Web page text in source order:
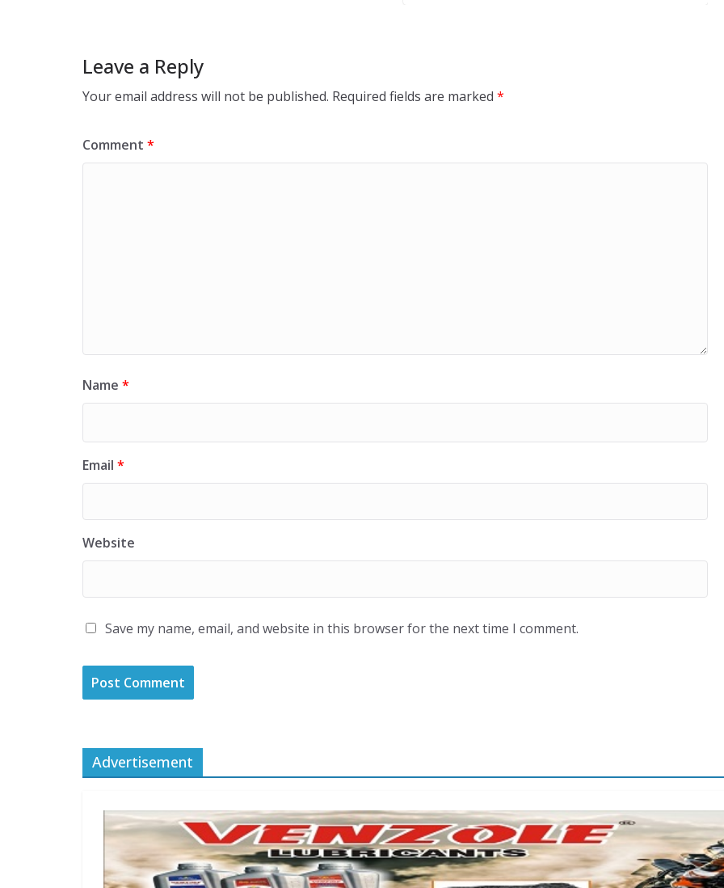
Leave a Reply
Your email address will not be published. Required fields are marked *
Comment *
Name *
Email *
Website
Save my name, email, and website in this browser for the next time I comment.
Advertisement